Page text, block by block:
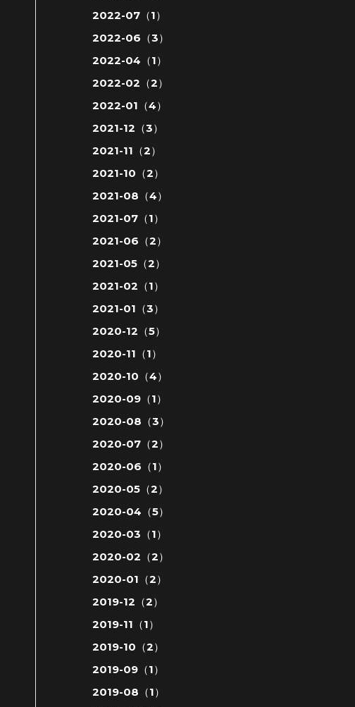
2022-07（1）
2022-06（3）
2022-04（1）
2022-02（2）
2022-01（4）
2021-12（3）
2021-11（2）
2021-10（2）
2021-08（4）
2021-07（1）
2021-06（2）
2021-05（2）
2021-02（1）
2021-01（3）
2020-12（5）
2020-11（1）
2020-10（4）
2020-09（1）
2020-08（3）
2020-07（2）
2020-06（1）
2020-05（2）
2020-04（5）
2020-03（1）
2020-02（2）
2020-01（2）
2019-12（2）
2019-11（1）
2019-10（2）
2019-09（1）
2019-08（1）